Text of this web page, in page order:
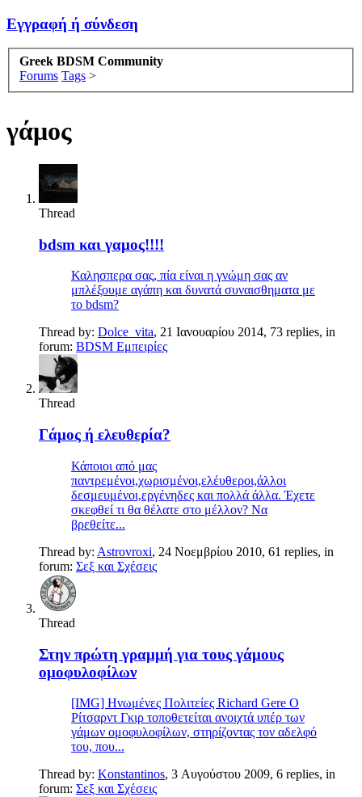
Εγγραφή ή σύνδεση
Greek BDSM Community
Forums Tags >
γάμος
Thread
bdsm και γαμος!!!!
Καλησπερα σας, πία είναι η γνώμη σας αν
μπλέξουμε αγάπη και δυνατά συναισθηματα με
το bdsm?
Thread by: Dolce_vita, 21 Ιανουαρίου 2014, 73 replies, in
forum: BDSM Εμπειρίες
Thread
Γάμος ή ελευθερία?
Κάποιοι από μας
παντρεμένοι,χωρισμένοι,ελέυθεροι,άλλοι
δεσμευμένοι,εργένηδες και πολλά άλλα. Έχετε
σκεφθεί τι θα θέλατε στο μέλλον? Να
βρεθείτε...
Thread by: Astrovroxi, 24 Νοεμβρίου 2010, 61 replies, in
forum: Σεξ και Σχέσεις
Thread
Στην πρώτη γραμμή για τους γάμους
ομοφυλοφίλων
[IMG] Ηνωμένες Πολιτείες Richard Gere Ο
Ρίτσαρντ Γκιρ τοποθετείται ανοιχτά υπέρ των
γάμων ομοφυλοφίλων, στηρίζοντας τον αδελφό
του, που...
Thread by: Konstantinos, 3 Αυγούστου 2009, 6 replies, in
forum: Σεξ και Σχέσεις